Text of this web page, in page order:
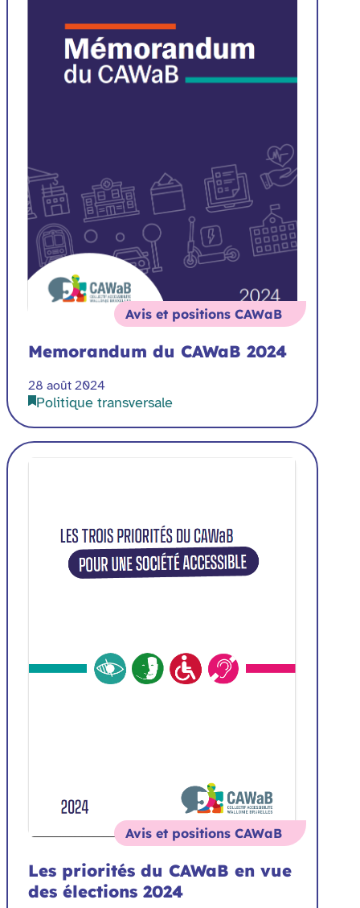
Avis et positions CAWaB
Memorandum du CAWaB 2024
28 août 2024
Politique transversale
Avis et positions CAWaB
Les priorités du CAWaB en vue
des élections 2024